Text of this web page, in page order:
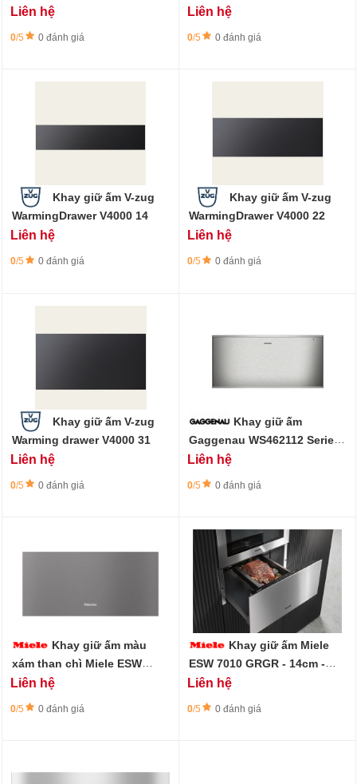
Platinum
Liên hệ
0/5 0 đánh giá
Pearl
Liên hệ
0/5 0 đánh giá
Khay giữ ấm V-zug
WarmingDrawer V4000 14
Liên hệ
0/5 0 đánh giá
Khay giữ ấm V-zug
WarmingDrawer V4000 22
Liên hệ
0/5 0 đánh giá
Khay giữ ấm V-zug
Warming drawer V4000 31
Liên hệ
0/5 0 đánh giá
Khay giữ ấm
Gaggenau WS462112 Serie
400 - cao 29 cm - thép
không gỉ
Liên hệ
0/5 0 đánh giá
Khay giữ ấm màu
xám than chì Miele ESW
7020 GRGR - cao 29cm
Liên hệ
0/5 0 đánh giá
Khay giữ ấm Miele
ESW 7010 GRGR - 14cm -
Không tay nắm
Liên hệ
0/5 0 đánh giá